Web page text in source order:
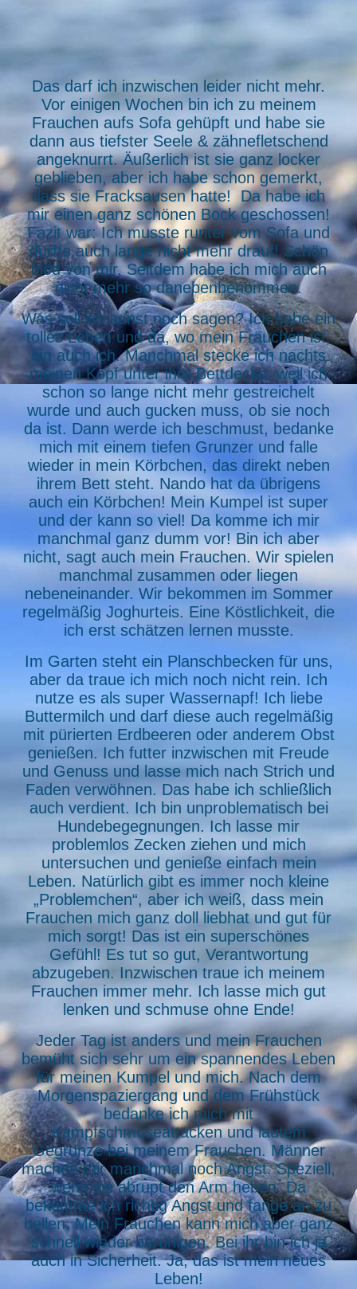
Das darf ich inzwischen leider nicht mehr.
Vor einigen Wochen bin ich zu meinem
Frauchen aufs Sofa gehüpft und habe sie
dann aus tiefster Seele & zähnefletschend
angeknurrt. Äußerlich ist sie ganz locker
geblieben, aber ich habe schon gemerkt,
dass sie Fracksausen hatte! Da habe ich
mir einen ganz schönen Bock geschossen!
Fazit war: Ich musste runter vom Sofa und
durfte auch lange nicht mehr drauf! Schön
blöd von mir. Seitdem habe ich mich auch
nicht mehr so danebenbenommen.
Was soll ich sonst noch sagen? Ich habe ein
tolles Leben und da, wo mein Frauchen ist,
bin auch ich. Manchmal stecke ich nachts
meinen Kopf unter ihre Bettdecke, weil ich
schon so lange nicht mehr gestreichelt
wurde und auch gucken muss, ob sie noch
da ist. Dann werde ich beschmust, bedanke
mich mit einem tiefen Grunzer und falle
wieder in mein Körbchen, das direkt neben
ihrem Bett steht. Nando hat da übrigens
auch ein Körbchen! Mein Kumpel ist super
und der kann so viel! Da komme ich mir
manchmal ganz dumm vor! Bin ich aber
nicht, sagt auch mein Frauchen. Wir spielen
manchmal zusammen oder liegen
nebeneinander. Wir bekommen im Sommer
regelmäßig Joghurteis. Eine Köstlichkeit, die
ich erst schätzen lernen musste.
Im Garten steht ein Planschbecken für uns,
aber da traue ich mich noch nicht rein. Ich
nutze es als super Wassernapf! Ich liebe
Buttermilch und darf diese auch regelmäßig
mit pürierten Erdbeeren oder anderem Obst
genießen. Ich futter inzwischen mit Freude
und Genuss und lasse mich nach Strich und
Faden verwöhnen. Das habe ich schließlich
auch verdient. Ich bin unproblematisch bei
Hundebegegnungen. Ich lasse mir
problemlos Zecken ziehen und mich
untersuchen und genieße einfach mein
Leben. Natürlich gibt es immer noch kleine
„Problemchen“, aber ich weiß, dass mein
Frauchen mich ganz doll liebhat und gut für
mich sorgt! Das ist ein superschönes
Gefühl! Es tut so gut, Verantwortung
abzugeben. Inzwischen traue ich meinem
Frauchen immer mehr. Ich lasse mich gut
lenken und schmuse ohne Ende!
Jeder Tag ist anders und mein Frauchen
bemüht sich sehr um ein spannendes Leben
für meinen Kumpel und mich. Nach dem
Morgenspaziergang und dem Frühstück
bedanke ich mich mit
Kampfschmuseattacken und lautem
Gegrunze bei meinem Frauchen. Männer
machen mir manchmal noch Angst. Speziell,
wenn sie abrupt den Arm heben. Da
bekomme ich richtig Angst und fange an zu
bellen. Mein Frauchen kann mich aber ganz
schnell wieder beruhigen. Bei ihr bin ich ja
auch in Sicherheit. Ja, das ist mein neues
Leben!